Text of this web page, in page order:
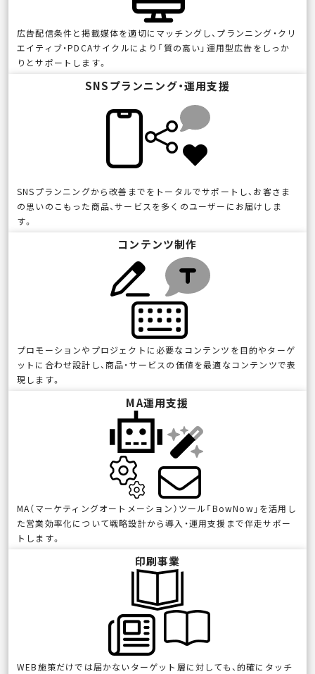
広告配信条件と掲載媒体を適切にマッチングし、プランニング・クリ
エイティブ・PDCAサイクルにより「質の高い」運用型広告をしっか
りとサポートします。
SNSプランニング・運用支援
SNSプランニングから改善までをトータルでサポートし、お客さま
の思いのこもった商品、サービスを多くのユーザーにお届けしま
す。
コンテンツ制作
プロモーションやプロジェクトに必要なコンテンツを目的やターゲ
ットに合わせ設計し、商品・サービスの価値を最適なコンテンツで表
現します。
MA運用支援
MA（マーケティングオートメーション）ツール「BowNow」を活用し
た営業効率化について戦略設計から導入・運用支援まで伴走サポー
トします。
印刷事業
WEB施策だけでは届かないターゲット層に対しても、的確にタッチ